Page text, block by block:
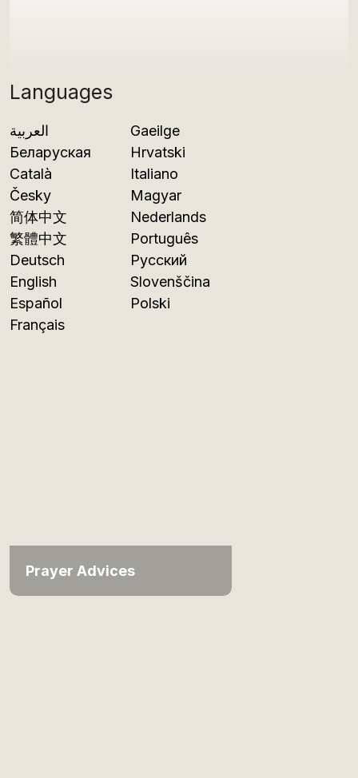
Languages
العربية
Беларуская
Català
Česky
简体中文
繁體中文
Deutsch
English
Español
Français
Gaeilge
Hrvatski
Italiano
Magyar
Nederlands
Português
Русский
Slovenščina
Polski
Prayer Advices